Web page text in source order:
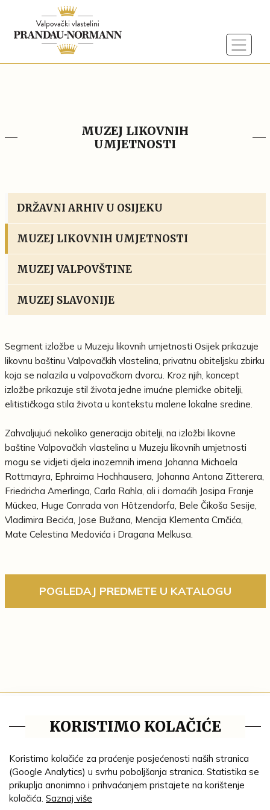
MUZEJ LIKOVNIH
UMJETNOSTI
DRŽAVNI ARHIV U OSIJEKU
MUZEJ LIKOVNIH UMJETNOSTI
MUZEJ VALPOVŠTINE
MUZEJ SLAVONIJE
Segment izložbe u Muzeju likovnih umjetnosti Osijek prikazuje
likovnu baštinu Valpovačkih vlastelina, privatnu obiteljsku zbirku
koja se nalazila u valpovačkom dvorcu. Kroz njih, koncept
izložbe prikazuje stil života jedne imućne plemićke obitelji,
elitističkoga stila života u kontekstu malene lokalne sredine.
Zahvaljujući nekoliko generacija obitelji, na izložbi likovne
baštine Valpovačkih vlastelina u Muzeju likovnih umjetnosti
mogu se vidjeti djela inozemnih imena Johanna Michaela
Rottmayra, Ephraima Hochhausera, Johanna Antona Zitterera,
Friedricha Amerlinga, Carla Rahla, ali i domaćih Josipa Franje
Mückea, Huge Conrada von Hötzendorfa, Bele Čikoša Sesije,
Vladimira Becića, Jose Bužana, Mencija Klementa Crnčića,
Mate Celestina Medovića i Dragana Melkusa.
POGLEDAJ PREDMETE U KATALOGU
Pravila privatnosti
Tematske cjeline
Impresum
Ustanove
KORISTIMO KOLAČIĆE
Koristimo kolačiće za praćenje posjećenosti naših stranica
(Google Analytics) u svrhu poboljšanja stranica. Statistika se
prikuplja anonimno i prihvaćanjem pristajete na korištenje
kolačića. Saznaj više